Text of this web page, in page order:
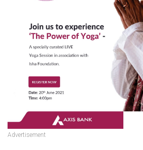
Advertisement